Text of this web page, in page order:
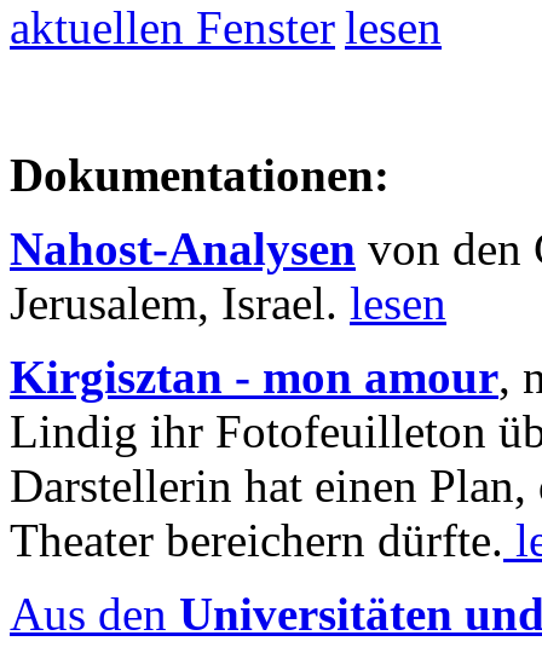
lesen
Dokumentationen:
Nahost-Analysen von den
Jerusalem, Israel. lesen
Kirgisztan - mon amour,
Lindig ihr Fotofeuilleton
Darstellerin hat einen Plan,
Theater bereichern dürfte.
Aus den Universitäten